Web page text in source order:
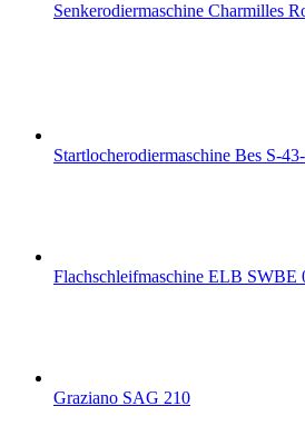
Senkerodiermaschine Charmilles
Startlocherodiermaschine Bes S-
Flachschleifmaschine ELB SWBE
Graziano SAG 210